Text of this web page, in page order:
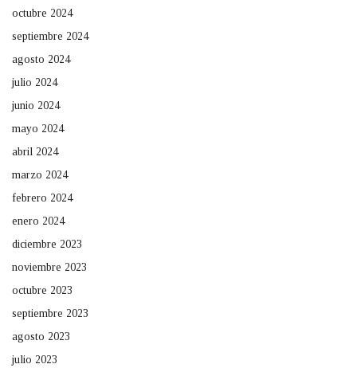
octubre 2024
septiembre 2024
agosto 2024
julio 2024
junio 2024
mayo 2024
abril 2024
marzo 2024
febrero 2024
enero 2024
diciembre 2023
noviembre 2023
octubre 2023
septiembre 2023
agosto 2023
julio 2023